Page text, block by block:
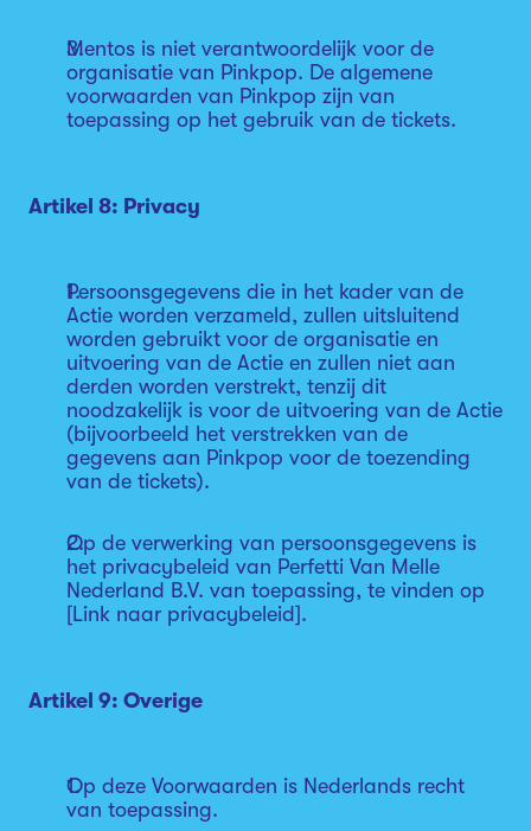
Mentos is niet verantwoordelijk voor de
organisatie van Pinkpop. De algemene
voorwaarden van Pinkpop zijn van
toepassing op het gebruik van de tickets.
Artikel 8: Privacy
Persoonsgegevens die in het kader van de
Actie worden verzameld, zullen uitsluitend
worden gebruikt voor de organisatie en
uitvoering van de Actie en zullen niet aan
derden worden verstrekt, tenzij dit
noodzakelijk is voor de uitvoering van de Actie
(bijvoorbeeld het verstrekken van de
gegevens aan Pinkpop voor de toezending
van de tickets).
Op de verwerking van persoonsgegevens is
het privacybeleid van Perfetti Van Melle
Nederland B.V. van toepassing, te vinden op
[Link naar privacybeleid].
Artikel 9: Overige
Op deze Voorwaarden is Nederlands recht
van toepassing.